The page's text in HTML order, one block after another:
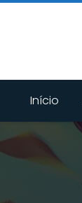
Início